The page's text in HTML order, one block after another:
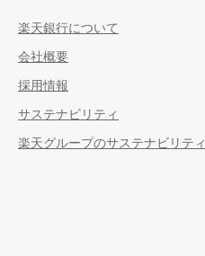
楽天銀行について
会社概要
採用情報
サステナビリティ
楽天グループのサステナビリティ